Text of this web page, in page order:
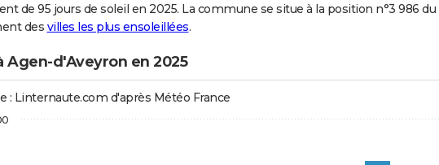
de 95 jours de soleil en 2025. La commune se situe à la position n°3 986 du
des villes les plus ensoleillées.
Agen-d'Aveyron en 2025
: Linternaute.com d'après Météo France